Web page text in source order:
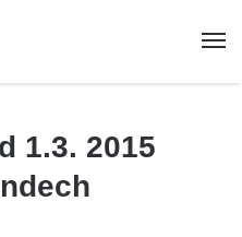
1.3. 2015